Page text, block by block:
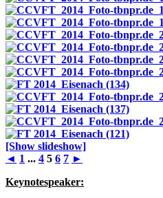
[Show slideshow]
◄ 1 ... 4 5 6 7 ►
Keynotespeaker: